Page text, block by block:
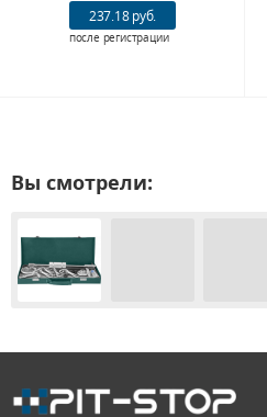
237.18 руб.
после регистрации
Вы смотрели: